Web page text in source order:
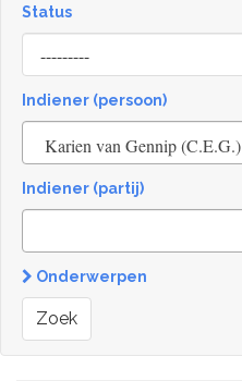
Status
[invalid
name]
Indiener (persoon)
Karien van Gennip (C.E.G.)
Indiener (partij)
Onderwerpen
Zoek